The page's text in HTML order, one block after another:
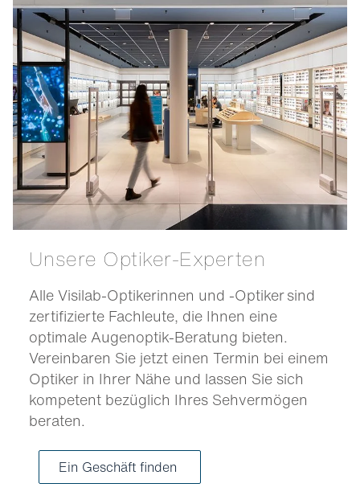
Unsere Optiker-Experten
Alle Visilab-Optikerinnen und -Optiker sind
zertifizierte Fachleute, die Ihnen eine
optimale Augenoptik-Beratung bieten.
Vereinbaren Sie jetzt einen Termin bei einem
Optiker in Ihrer Nähe und lassen Sie sich
kompetent bezüglich Ihres Sehvermögen
beraten.
Ein Geschäft finden